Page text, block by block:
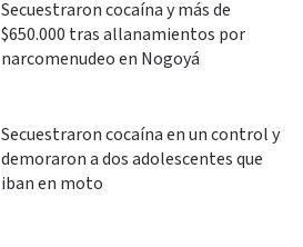
Secuestraron cocaína y más de
$650.000 tras allanamientos por
narcomenudeo en Nogoyá
Secuestraron cocaína en un control y
demoraron a dos adolescentes que
iban en moto